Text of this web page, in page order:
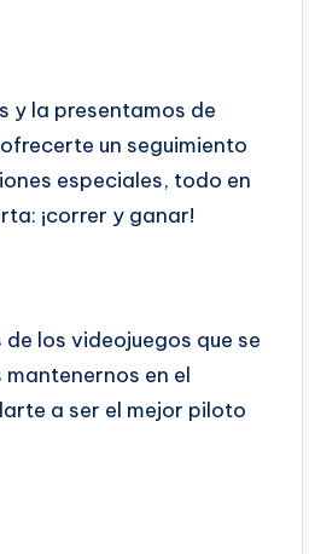
y la presentamos de
un seguimiento
especiales, todo en
¡correr y ganar!
los videojuegos que se
en el
a ser el mejor piloto